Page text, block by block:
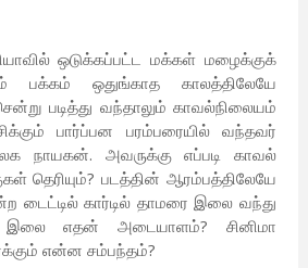
ஒடுக்கப்பட்ட மக்கள் மழைக்குக்
பக்கம் ஒதுங்காத காலத்திலேயே
படித்து வந்தாலும் காவல்நிலையம்
பார்ப்பன பரம்பரையில் வந்தவர்
நாயகன். அவருக்கு எப்படி காவல்
தெரியும்? படத்தின் ஆரம்பத்திலேயே
டைட்டில் கார்டில் தாமரை இலை வந்து
இலை எதன் அடையாளம்? சினிமா
என்ன சம்பந்தம்?